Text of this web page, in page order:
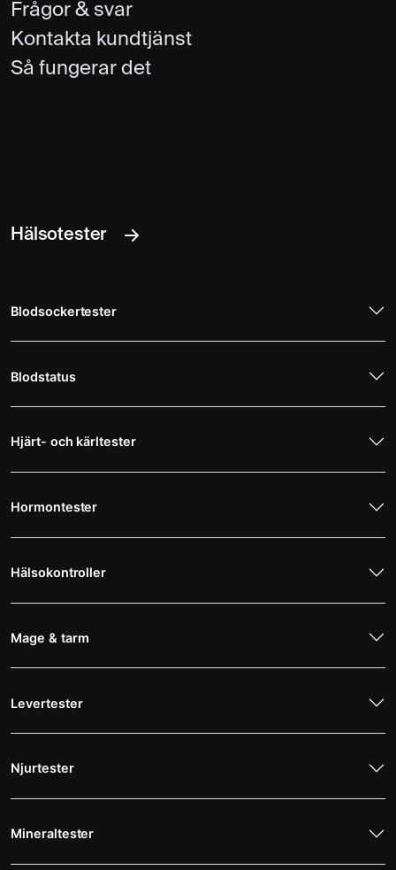
Frågor & svar
Kontakta kundtjänst
Så fungerar det
Hälsotester
Blodsockertester
Blodstatus
Hjärt- och kärltester
Hormontester
Hälsokontroller
Mage & tarm
Levertester
Njurtester
Mineraltester